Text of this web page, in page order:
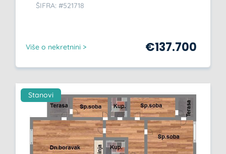
ŠIFRA: #521718
Više o nekretnini > €137.700
Stanovi